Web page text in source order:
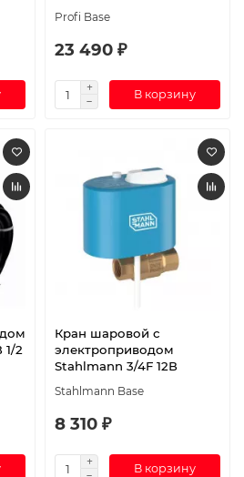
Profi Base
23 490 ₽
В корзину
1/2
Кран шаровой с
электроприводом
Stahlmann 3/4F 12В
Stahlmann Base
8 310 ₽
В корзину